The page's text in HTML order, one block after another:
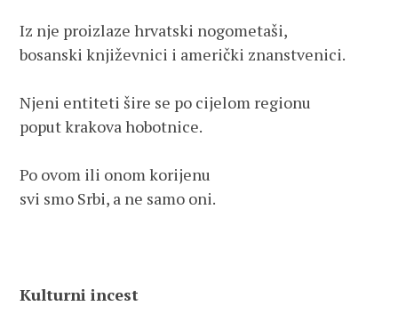
Iz nje proizlaze hrvatski nogometaši,
bosanski književnici i američki znanstvenici.
Njeni entiteti šire se po cijelom regionu
poput krakova hobotnice.
Po ovom ili onom korijenu
svi smo Srbi, a ne samo oni.
Kulturni incest